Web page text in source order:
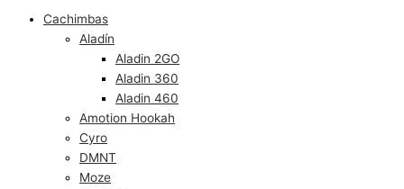
Cachimbas
Aladín
Aladin 2GO
Aladin 360
Aladin 460
Amotion Hookah
Cyro
DMNT
Moze